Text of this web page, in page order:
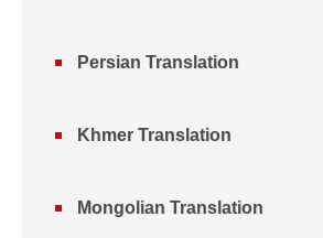
Persian Translation
Khmer Translation
Mongolian Translation